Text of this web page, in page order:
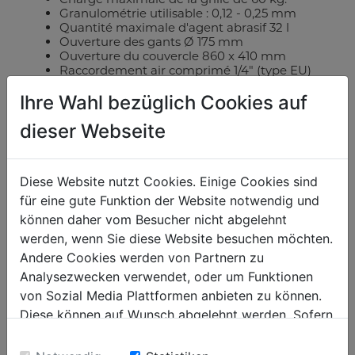
Granulométrie utilisable : 0,12 - 0,25 mm
Quantité maximale d'agent abrasif 32 l
Ouverture des gants Ø 175 mm
Ouverture du couvercle 860 x 410 mm
Raccordement air comprimé 1/4" (type EU)
8 bar.
Matériel inclus
: buses en céramique 4,5,6,7 ;
Pistolet de sablage, gants.
DANS LA LISTE DE COMPARAISON
FICHE TECHNIQUE
Données techniques
Ihre Wahl bezüglich Cookies auf
dieser Webseite
Diese Website nutzt Cookies. Einige Cookies sind
für eine gute Funktion der Website notwendig und
können daher vom Besucher nicht abgelehnt
werden, wenn Sie diese Website besuchen möchten.
Andere Cookies werden von Partnern zu
Analysezwecken verwendet, oder um Funktionen
von Sozial Media Plattformen anbieten zu können.
Diese können auf Wunsch abgelehnt werden. Sofern